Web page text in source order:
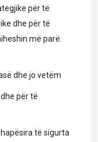
për të
dhe për të
më parë.
dhe jo vetëm
për të
të sigurta